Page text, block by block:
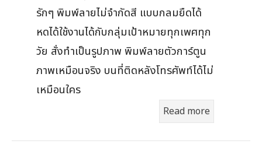
รักๆ พิมพ์ลายไม่จำกัดสี แบบกลมยืดได้
หดได้ใช้งานได้กับกลุ่มเป้าหมายทุกเพศทุก
วัย สั่งทำเป็นรูปภาพ พิมพ์ลายตัวการ์ตูน
ภาพเหมือนจริง บนที่ติดหลังโทรศัพท์ได้ไม่
เหมือนใคร
Read more